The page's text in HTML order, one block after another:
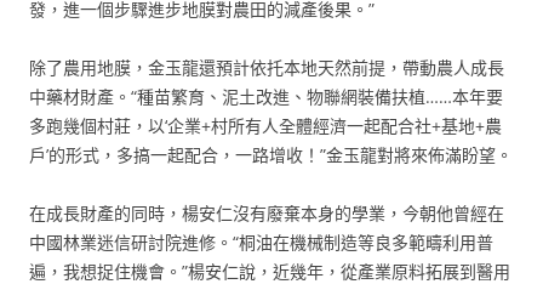
發，進一個步驟進步地膜對農田的減產後果。”
除了農用地膜，金玉龍還預計依托本地天然前提，帶動農人成長
中藥材財產。“種苗繁育、泥土改進、物聯網裝備扶植……本年要
多跑幾個村莊，以‘企業+村所有人全體經濟一起配合社+基地+農
戶’的形式，多搞一起配合，一路增收！”金玉龍對將來佈滿盼望。
在成長財產的同時，楊安仁沒有廢棄本身的學業，今朝他曾經在
中國林業迷信研討院進修。“桐油在機械制造等良多範疇利用普
遍，我想捉住機會。”楊安仁說，近幾年，從產業原料拓展到醫用